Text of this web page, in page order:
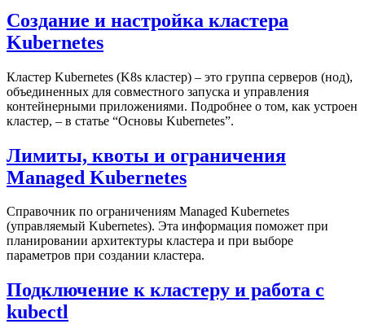
Создание и настройка кластера
Kubernetes
Кластер Kubernetes (K8s кластер) – это группа серверов (нод),
объединенных для совместного запуска и управления
контейнерными приложениями. Подробнее о том, как устроен
кластер, – в статье “Основы Kubernetes”.
Лимиты, квоты и ограничения
Managed Kubernetes
Справочник по ограничениям Managed Kubernetes
(управляемый Kubernetes). Эта информация поможет при
планировании архитектуры кластера и при выборе
параметров при создании кластера.
Подключение к кластеру и работа с
kubectl